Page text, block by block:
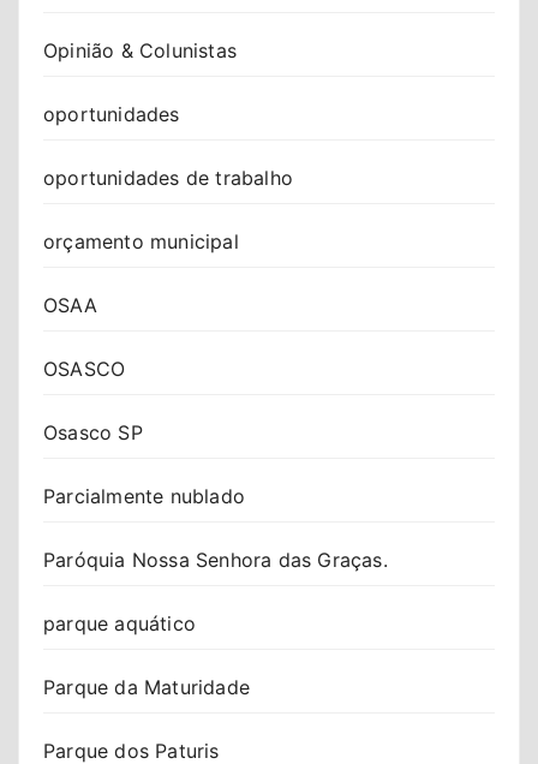
Opinião & Colunistas
oportunidades
oportunidades de trabalho
orçamento municipal
OSAA
OSASCO
Osasco SP
Parcialmente nublado
Paróquia Nossa Senhora das Graças.
parque aquático
Parque da Maturidade
Parque dos Paturis